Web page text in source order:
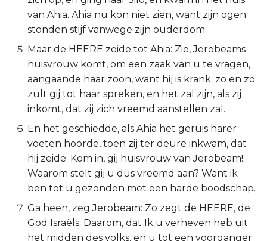
Filipenzen
Kolossenzen
1 Thessalonicenzen
2 Thessalonicenzen
1 Timótheüs
2 Timótheüs
Filémon
van Ahia. Ahia nu kon niet zien, want zijn ogen
stonden stijf vanwege zijn ouderdom.
Maar de HEERE zeide tot Ahia: Zie, Jerobeams
huisvrouw komt, om een zaak van u te vragen,
aangaande haar zoon, want hij is krank; zo en zo
zult gij tot haar spreken, en het zal zijn, als zij
inkomt, dat zij zich vreemd aanstellen zal.
En het geschiedde, als Ahia het geruis harer
voeten hoorde, toen zij ter deure inkwam, dat
hij zeide: Kom in, gij huisvrouw van Jerobeam!
Waarom stelt gij u dus vreemd aan? Want ik
ben tot u gezonden met een harde boodschap.
Ga heen, zeg Jerobeam: Zo zegt de HEERE, de
God Israëls: Daarom, dat Ik u verheven heb uit
het midden des volks, en u tot een voorganger